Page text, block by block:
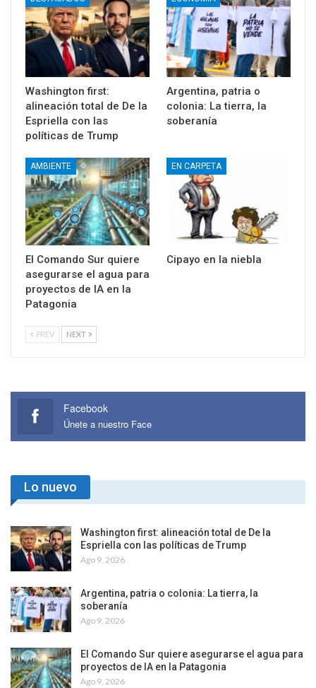
Washington first:
alineación total de De la
Espriella con las
políticas de Trump
Argentina, patria o
colonia: La tierra, la
soberanía
AMBIENTE
El Comando Sur quiere
asegurarse el agua para
proyectos de IA en la
Patagonia
EN CARPETA
Cipayo en la niebla
PREV NEXT
Facebook
Únete a nuestro Face
Lo nuevo
Washington first: alineación total de De la
Espriella con las políticas de Trump
Ago 9, 2026
Argentina, patria o colonia: La tierra, la
soberanía
Ago 9, 2026
El Comando Sur quiere asegurarse el agua para
proyectos de IA en la Patagonia
Ago 9, 2026